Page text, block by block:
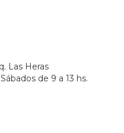
Las Heras
de 9 a 13 hs.